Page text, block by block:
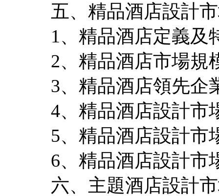
五、精品酒店設計
1、精品酒店定義及
2、精品酒店市場規
3、精品酒店領先企
4、精品酒店設計市
5、精品酒店設計市
6、精品酒店設計市
六、主題酒店設計